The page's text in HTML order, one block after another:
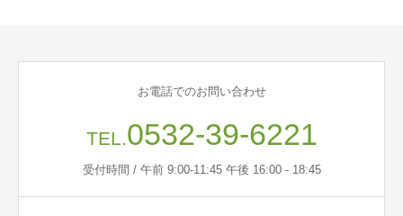
お電話でのお問い合わせ
TEL.0532-39-6221
受付時間 / 午前 9:00-11:45 午後 16:00 - 18:45